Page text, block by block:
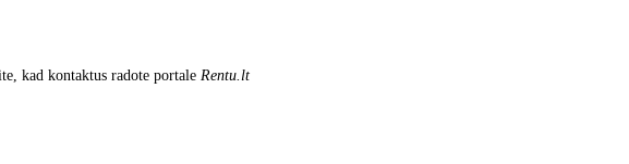
kad kontaktus radote portale Rentu.lt